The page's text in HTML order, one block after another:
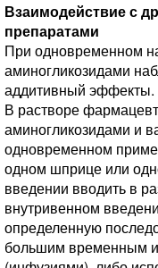
Взаимодействие с
препаратами
При одновременном
аминогликозидами
аддитивный эффекты.
В растворе
аминогликозидами и
одновременном
одном шприце или
введении вводить в
внутривенном
определенную
большим временным